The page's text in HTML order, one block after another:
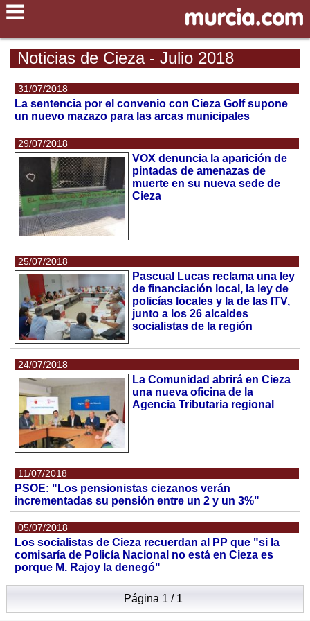
Noticias de Cieza - Julio 2018
31/07/2018
La sentencia por el convenio con Cieza Golf supone
un nuevo mazazo para las arcas municipales
29/07/2018
VOX denuncia la aparición de
pintadas de amenazas de
muerte en su nueva sede de
Cieza
25/07/2018
Pascual Lucas reclama una ley
de financiación local, la ley de
policías locales y la de las ITV,
junto a los 26 alcaldes
socialistas de la región
24/07/2018
La Comunidad abrirá en Cieza
una nueva oficina de la
Agencia Tributaria regional
11/07/2018
PSOE: "Los pensionistas ciezanos verán
incrementadas su pensión entre un 2 y un 3%"
05/07/2018
Los socialistas de Cieza recuerdan al PP que "si la
comisaría de Policía Nacional no está en Cieza es
porque M. Rajoy la denegó"
Página 1 / 1